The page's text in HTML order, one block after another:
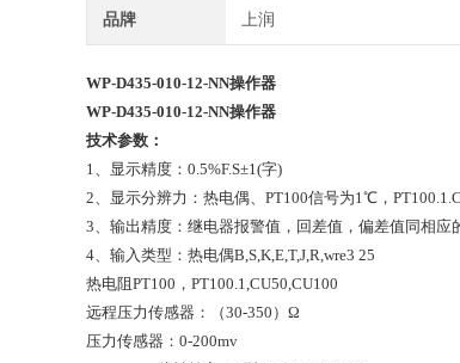
品牌 上润
WP-D435-010-12-NN操作器
WP-D435-010-12-NN操作器
技术参数：
1、显示精度：0.5%F.S±1(字)
2、显示分辨力：热电偶、PT100信号为1℃，
3、输出精度：继电器报警值，回差值，偏差值同相应
4、输入类型：热电偶B,S,K,E,T,J,R,wre3 25
热电阻PT100，PT100.1,CU50,CU100
远程压力传感器：（30-350）Ω
压力传感器：0-200mv